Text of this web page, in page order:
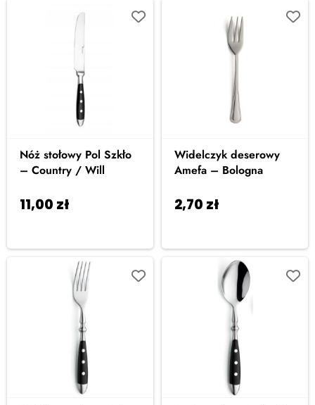
Nóż stołowy Pol Szkło
– Country / Will
11,00 zł
Widelczyk deserowy
Amefa – Bologna
2,70 zł